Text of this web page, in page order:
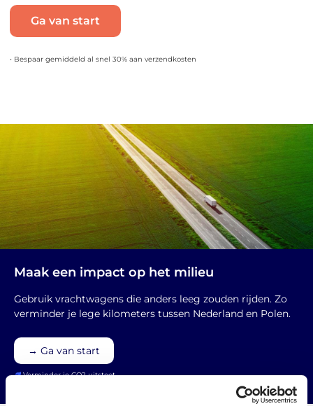
Ga van start
• Bespaar gemiddeld al snel 30% aan verzendkosten
Maak een impact op het milieu
Gebruik vrachtwagens die anders leeg zouden rijden. Zo
verminder je lege kilometers tussen Nederland en Polen.
→ Ga van start
Verminder je CO2 uitstoot